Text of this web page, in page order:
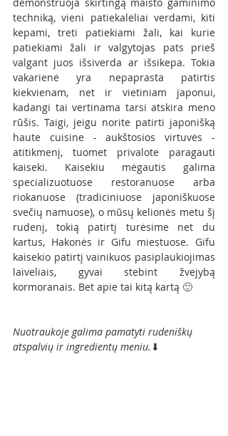
techniką, vieni patiekalėliai verdami, kiti
kepami, treti patiekiami žali, kai kurie
patiekiami žali ir valgytojas pats prieš
valgant juos išsiverda ar išsikepa. Tokia
vakarienė yra nepaprasta patirtis
kiekvienam, net ir vietiniam japonui,
kadangi tai vertinama tarsi atskira meno
rūšis. Taigi, jeigu norite patirti japonišką
haute cuisine - aukštosios virtuvės -
atitikmenį, tuomet privalote paragauti
kaiseki. Kaisekiu mėgautis galima
specializuotuose restoranuose arba
riokanuose (tradiciniuose japoniškuose
svečių namuose), o mūsų kelionės metu šį
rudenį, tokią patirtį turėsime net du
kartus, Hakonės ir Gifu miestuose. Gifu
kaisekio patirtį vainikuos pasiplaukiojimas
laiveliais, gyvai stebint žvejybą
kormoranais. Bet apie tai kitą kartą 🙂
Nuotraukoje galima pamatyti rudeniškų
atspalvių ir ingredientų meniu. ⬇